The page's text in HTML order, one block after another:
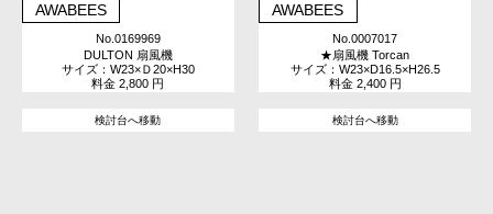
AWABEES
No.0169969
DULTON 扇風機
サイズ：W23×Ｄ20×H30
料金 2,800 円
検討台へ移動
AWABEES
No.0007017
★扇風機 Torcan
サイズ：W23×D16.5×H26.5
料金 2,400 円
検討台へ移動